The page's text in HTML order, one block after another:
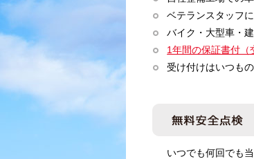
ベテランスタッフ
バイク・大型車・
1年間の保証書付（
受け付けはいつも
いつでも何回でも